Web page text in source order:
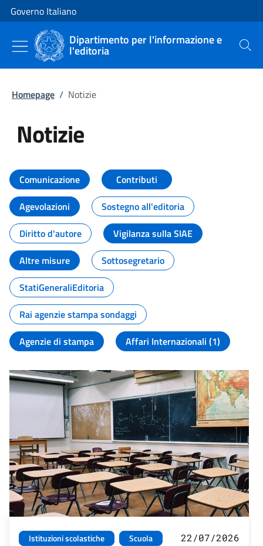
Vai al contenuto
Vai alla navigazione del sito
Governo Italiano
Dipartimento per l'informazione e
l'editoria Cerca
Homepage / Notizie
Notizie
Tutti i contenuti della pagina
Comunicazione
Contributi
Agevolazioni
Sostegno all'editoria
Diritto d'autore
Vigilanza sulla SIAE
Altre misure
Sottosegretario
StatiGeneraliEditoria
Rai agenzie stampa sondaggi
Agenzie di stampa
Affari Internazionali (1)
Istituzioni scolastiche
Scuola
22/07/2026